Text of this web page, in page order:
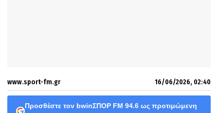
www.sport-fm.gr 16/06/2026, 02:40
Προσθέστε τον bwinΣΠΟΡ FM 94.6 ως προτιμώμενη